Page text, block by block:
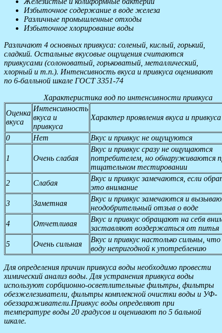
Избыточное содержание в воде железа
Различные промышленные отходы
Избыточное хлорирование воды
Различают 4 основных привкуса: соленый, кислый, горький,
сладкий. Остальные вкусовые ощущения считаются
привкусами (солоноватый, горьковатый, металлический,
хлорный и т.п.). Интенсивность вкуса и привкуса оценивают
по 6-балльной шкале ГОСТ 3351-74
Характеристика вод по интенсивности привкуса
Оценка
вкуса
Интенсивность
вкуса и
привкуса
Характер проявления вкуса и привкуса
0 Нет Вкус и привкус не ощущуются
1 Очень слабая
Вкус и привкус сразу не ощущаются
потребителем, но обнаруживаются
тщательном тестировании
2
Слабая
Вкус и привкус замечаются, если
это внимание
3
Заметная
Вкус и привкус замечаются и
неодобрительный отзыв о воде
4
Отчетливая
Вкус и привкус обращают на себя
заставляют воздержаться от питья
5
Очень сильная
Вкус и привкус настолько сильны,
воду непригодной к употреблению
Для определения причин привкуса воды необходимо провести
химический анализ воды. Для устранения привкуса воды
используют сорбционно-осветлительные фильтры, фильтры
обезжелезиватели, фильтры комплексной очистки воды и УФ-
обеззараживатели.Привкус воды определяют при
температуре воды 20 градусов и оценивают по 5 бальной
шкале.